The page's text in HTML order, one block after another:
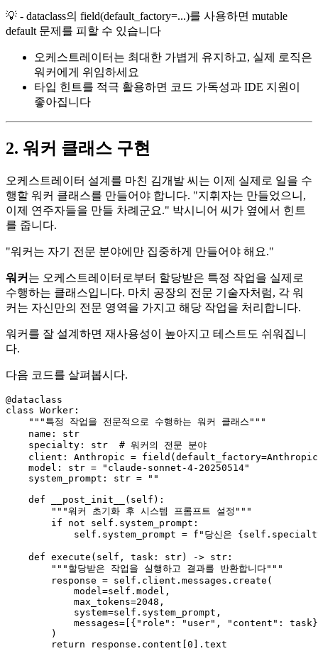
💡 - dataclass의 field(default_factory=...)를 사용하면 mutable
default 문제를 피할 수 있습니다
오케스트레이터는 최대한 가볍게 유지하고, 실제 로직은
워커에게 위임하세요
타입 힌트를 적극 활용하면 코드 가독성과 IDE 지원이
좋아집니다
2. 워커 클래스 구현
오케스트레이터 설계를 마친 김개발 씨는 이제 실제로 일을 수
행할 워커 클래스를 만들어야 합니다. "지휘자는 만들었으니,
이제 연주자들을 만들 차례군요." 박시니어 씨가 옆에서 힌트
를 줍니다.
"워커는 자기 전문 분야에만 집중하게 만들어야 해요."
워커 는 오케스트레이터로부터 할당받은 특정 작업을 실제로
수행하는 클래스입니다. 마치 공장의 전문 기술자처럼, 각 워
커는 자신만의 전문 영역을 가지고 해당 작업을 처리합니다.
워커를 잘 설계하면 재사용성이 높아지고 테스트도 쉬워집니
다.
다음 코드를 살펴봅시다.
@dataclass
class Worker :
"""특정 작업을 전문적으로 수행하는 워커 클래스"""
    name:
str
    specialty:
str
# 워커의 전문 분야
client: Anthropic =
    model:
str =
"claude-sonnet-4-20250514"
    system_prompt:
str =
""
def
__post_init__ ( self ):
"""워커 초기화 후 시스템 프롬프트 설정"""
if
not self .system_prompt:
self .system_prompt = f"당신은
def execute ( self, task: str) -> str :
"""할당받은 작업을 실행하고 결과를 반환합니다"""
        response =
self .client.messages.create(
            model=
self .model,
            max_tokens=
2048 ,
            system=
self .system_prompt,
            messages=[{
"role" : "user" , "content" :
        )
return response.content[ 0